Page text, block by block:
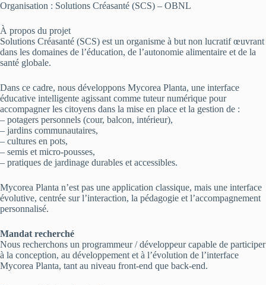
Organisation : Solutions Créasanté (SCS) – OBNL
À propos du projet
Solutions Créasanté (SCS) est un organisme à but non lucratif œuvrant
dans les domaines de l’éducation, de l’autonomie alimentaire et de la
santé globale.
Dans ce cadre, nous développons Mycorea Planta, une interface
éducative intelligente agissant comme tuteur numérique pour
accompagner les citoyens dans la mise en place et la gestion de :
– potagers personnels (cour, balcon, intérieur),
– jardins communautaires,
– cultures en pots,
– semis et micro-pousses,
– pratiques de jardinage durables et accessibles.
Mycorea Planta n’est pas une application classique, mais une interface
évolutive, centrée sur l’interaction, la pédagogie et l’accompagnement
personnalisé.
Mandat recherché
Nous recherchons un programmeur / développeur capable de participer
à la conception, au développement et à l’évolution de l’interface
Mycorea Planta, tant au niveau front-end que back-end.